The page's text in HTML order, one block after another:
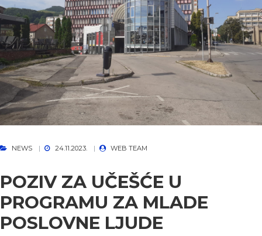
NEWS 24.11.2023. WEB TEAM
POZIV ZA UČEŠĆE U
PROGRAMU ZA MLADE
POSLOVNE LJUDE